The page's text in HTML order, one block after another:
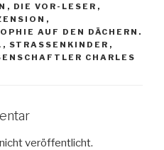
, DIE VOR-LESER ,
,
AUF DEN DÄCHERN.
, STRASSENKINDER
,
CHARLES
veröffentlicht.